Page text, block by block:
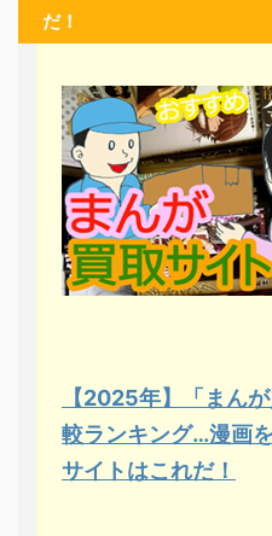
だ！
【2025年】「まん
較ランキング…漫画
サイトはこれだ！